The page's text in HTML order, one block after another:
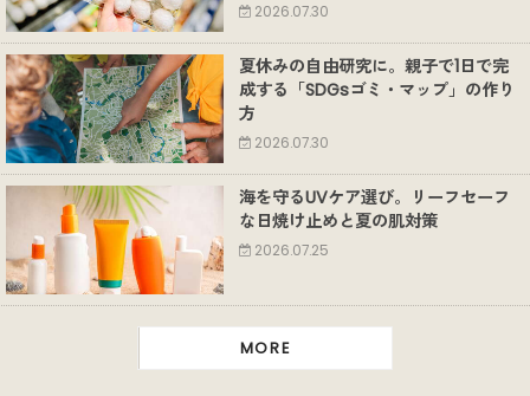
2026.07.30
夏休みの自由研究に。親子で1日で完
成する「SDGsゴミ・マップ」の作り
方
2026.07.30
海を守るUVケア選び。リーフセーフ
な日焼け止めと夏の肌対策
2026.07.25
MORE